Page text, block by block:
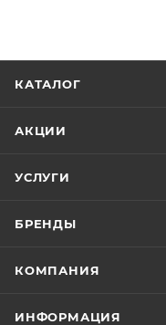
КАТАЛОГ
АКЦИИ
УСЛУГИ
БРЕНДЫ
КОМПАНИЯ
ИНФОРМАЦИЯ